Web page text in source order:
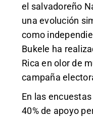
el salvadoreño
una evolución
como
Bukele ha
Rica en olor de
campaña
En las
40% de apoyo